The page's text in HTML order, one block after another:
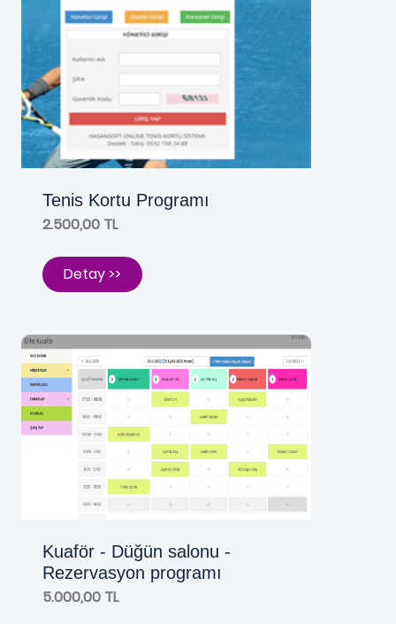
Tenis Kortu Programı
2.500,00 TL
Detay >>
Kuaför - Düğün salonu -
Rezervasyon programı
5.000,00 TL